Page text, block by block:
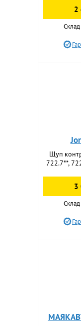
2
Щуп
722.7**,
3